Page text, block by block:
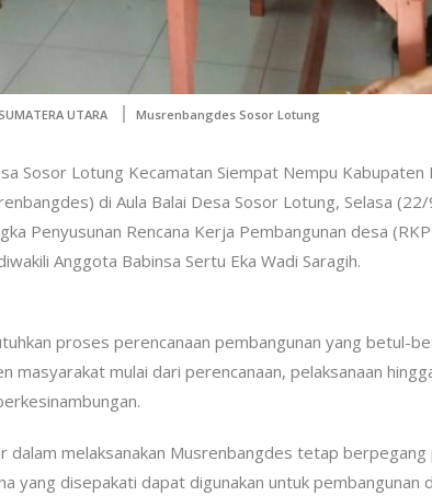
UTARA Musrenbangdes Sosor Lotung
Sosor Lotung Kecamatan Siempat Nempu Kabupaten
di Aula Balai Desa Sosor Lotung, Selasa (22/
Penyusunan Rencana Kerja Pembangunan desa
Anggota Babinsa Sertu Eka Wadi Saragih.
proses perencanaan pembangunan yang betul-
masyarakat mulai dari perencanaan, pelaksanaan
melaksanakan Musrenbangdes tetap berpegang
yang disepakati dapat digunakan untuk pembangunan